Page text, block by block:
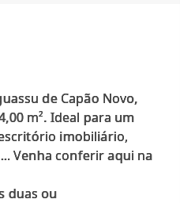
de Capão Novo,
m². Ideal para um
imobiliário,
Venha conferir aqui na
duas ou